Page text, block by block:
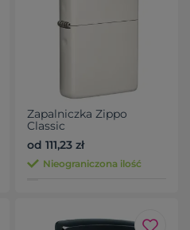
Zapalniczka Zippo
Classic
od 111,23 zł
Nieograniczona ilość